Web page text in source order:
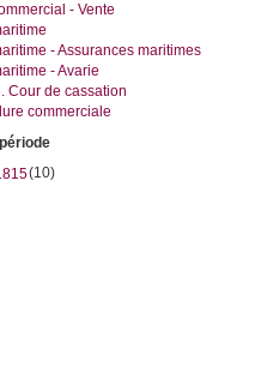
- Vente
- Assurances maritimes
- Avarie
Cour de cassation
commerciale
(10)